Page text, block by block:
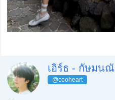
เอิร์ธ - กัษมน
@cooheart